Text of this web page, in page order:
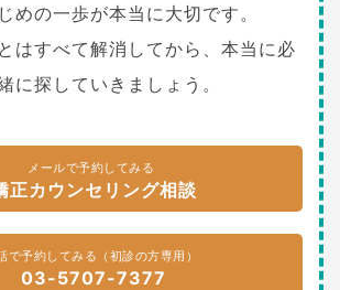
めの一歩が本当に大切です。
はすべて解消してから、本当に必
に探していきましょう。
メールで予約してみる
正カウンセリング相談
で予約してみる（初診の方専用）
03-5707-7377